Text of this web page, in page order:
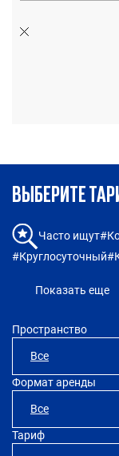
ВЫБЕРИТЕ
Часто ищут
#Круглосуточный
Показать еще
Пространство
Все
SOK Рыбаков
SOK Сити
Формат аренды
Все
Тариф